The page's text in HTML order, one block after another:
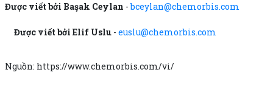
Được viết bởi Başak Ceylan -bceylan@chemorbis.com
Được viết bởi Elif Uslu - euslu@chemorbis.com
Nguồn: https://www.chemorbis.com/vi/